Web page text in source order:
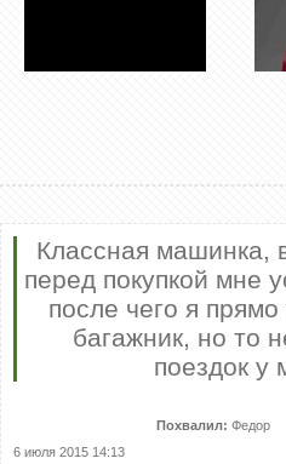
моря. Друг мне
посоветовал
присмотреться к
CHEVROLET Niva. Я
подробно расспросил
консультантов о данной
модели, в принципе все
устроило. Ездим на ней
уже два с плоловиной
года и претензий ней.
test
Классная машинка,
перед покупкой мне
после чего я
багажник, но то
поездок у
Похвалил: Федор
6 июля 2015 14:13